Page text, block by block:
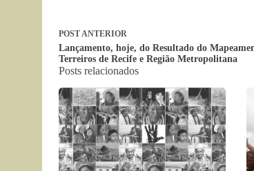
POSTANTERIOR
Lançamento, hoje, do Resultado do
Terreiros de Recife e Região Metropolitana
Posts relacionados